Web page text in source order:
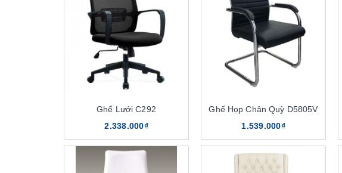
Ghế Lưới C292
2.338.000₫
Ghế Họp Chân Quỳ D5805V
1.539.000₫